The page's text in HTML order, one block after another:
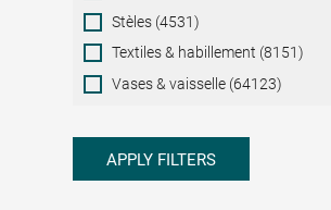
Stèles (4531)
Textiles & habillement (8151)
Vases & vaisselle (64123)
APPLY FILTERS